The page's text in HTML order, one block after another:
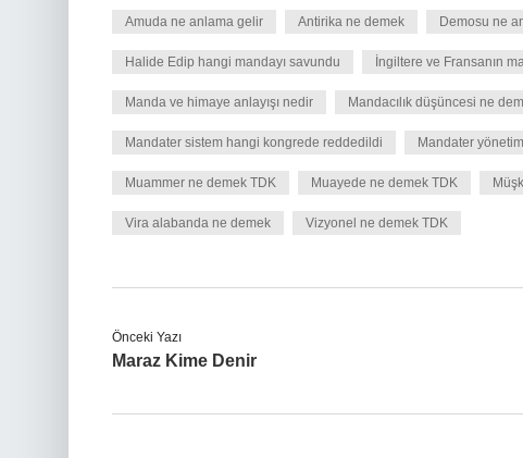
Amuda ne anlama gelir Antirika ne demek Demosu ne
Halide Edip hangi mandayı savundu İngiltere ve Fransanın
Manda ve himaye anlayışı nedir Mandacılık düşüncesi ne
Mandater sistem hangi kongrede reddedildi Mandater
Muammer ne demek TDK Muayede ne demek TDK
Vira alabanda ne demek Vizyonel ne demek TDK
Önceki Yazı
Maraz Kime Denir